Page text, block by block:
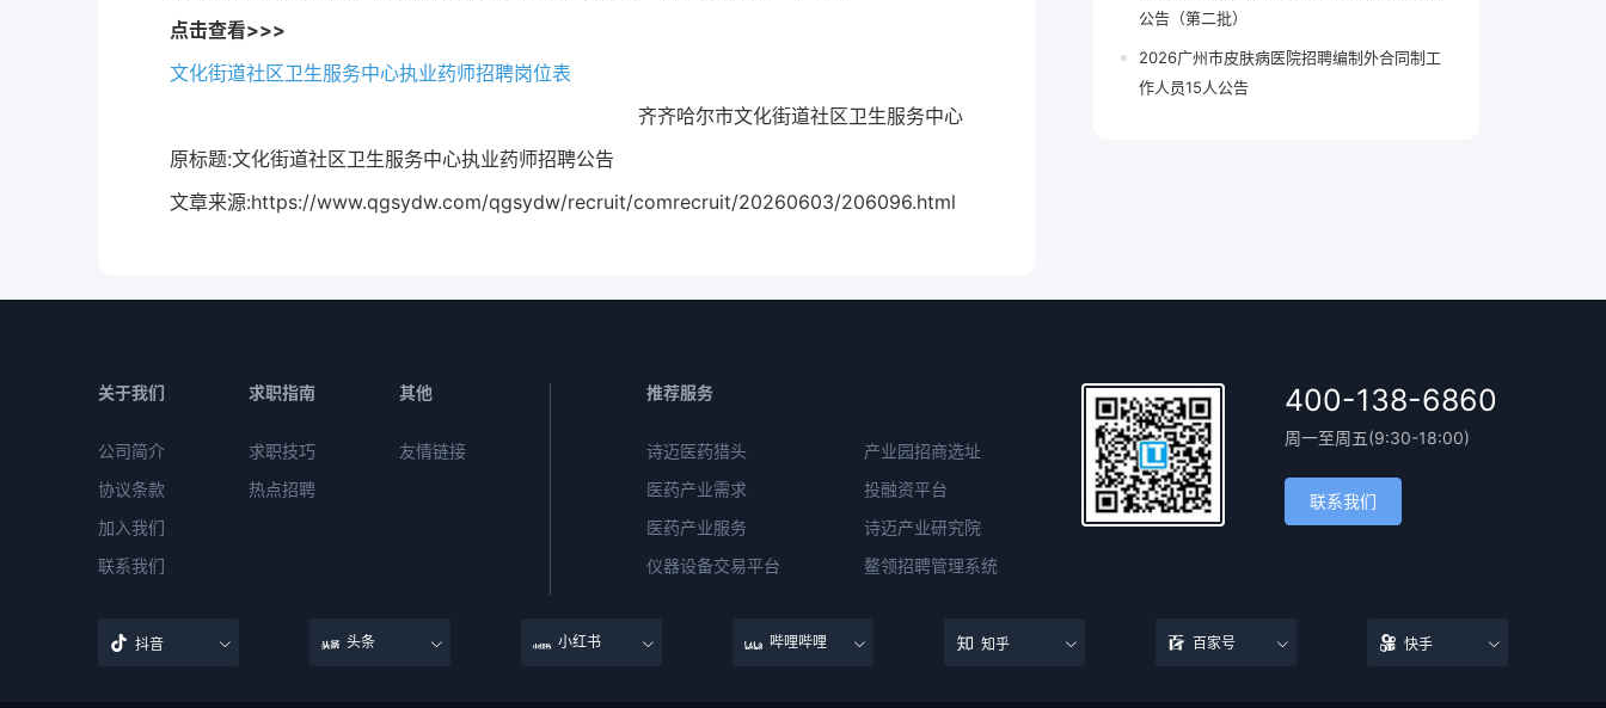
点击查看>>>
文化街道社区卫生服务中心执业药师招聘岗位表
齐齐哈尔市文化街道社区卫生服务中心
原标题:文化街道社区卫生服务中心执业药师招聘公告
文章来源:https://www.qgsydw.com/qgsydw/recruit/comrecruit/20260603/206096.html
公告（第二批）
2026广州市皮肤病医院招聘编制外合同制工
作人员15人公告
关于我们
公司简介
协议条款
加入我们
联系我们
求职指南
求职技巧
热点招聘
其他
友情链接
推荐服务
诗迈医药猎头
医药产业需求
医药产业服务
仪器设备交易平台
产业园招商选址
投融资平台
诗迈产业研究院
鳌领招聘管理系统
400-138-6860
周一至周五(9:30-18:00)
联系我们
抖音 头条 小红书 哔哩哔哩 知乎 百家号 快手